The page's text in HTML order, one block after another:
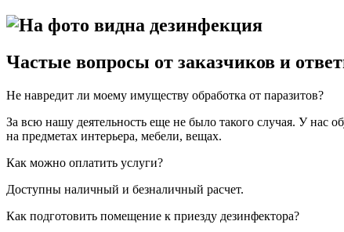
Частые вопросы от заказчиков и
Не навредит ли моему имуществу обработка от паразитов?
За всю нашу деятельность еще не было такого случая. У нас
на предметах интерьера, мебели, вещах.
Как можно оплатить услуги?
Доступны наличный и безналичный расчет.
Как подготовить помещение к приезду дезинфектора?